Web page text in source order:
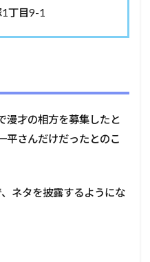
丁目9-1
漫才の相方を募集したと
平さんだけだったとのこ
ネタを披露するようにな